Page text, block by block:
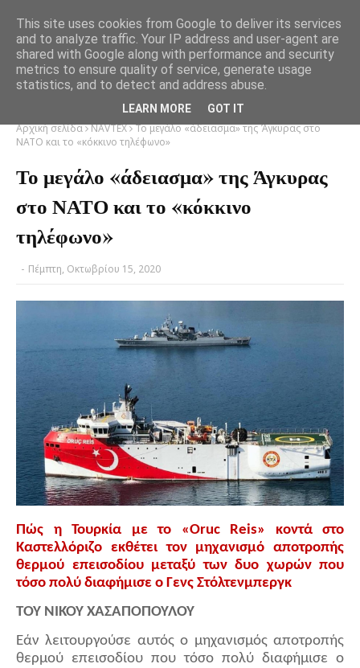
Αρχική σελίδα NAVTEX Το μεγάλο «άδειασμα» της Άγκυρας στο
ΝΑΤΟ και το «κόκκινο τηλέφωνο»
Το μεγάλο «άδειασμα» της Άγκυρας
στο ΝΑΤΟ και το «κόκκινο
τηλέφωνο»
- Πέμπτη, Οκτωβρίου 15, 2020
Πώς η Τουρκία με το «Oruc Reis» κοντά στο
Καστελλόριζο εκθέτει τον μηχανισμό αποτροπής
θερμού επεισοδίου μεταξύ των δυο χωρών που
τόσο πολύ διαφήμισε ο Γενς Στόλτενμπεργκ
ΤΟΥ ΝΙΚΟΥ ΧΑΣΑΠΟΠΟΥΛΟΥ
Εάν λειτουργούσε αυτός ο μηχανισμός αποτροπής
θερμού επεισοδίου που τόσο πολύ διαφήμισε ο
This site uses cookies from Google to deliver its services
and to analyze traffic. Your IP address and user-agent are
shared with Google along with performance and security
metrics to ensure quality of service, generate usage
statistics, and to detect and address abuse.
LEARN MORE GOT IT